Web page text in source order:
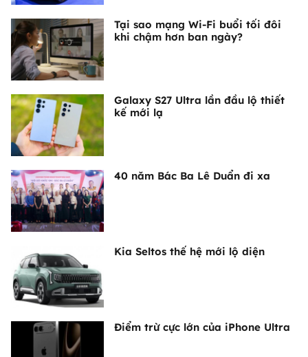
Tại sao mạng Wi-Fi buổi tối đôi
khi chậm hơn ban ngày?
Galaxy S27 Ultra lần đầu lộ thiết
kế mới lạ
40 năm Bác Ba Lê Duẩn đi xa
Kia Seltos thế hệ mới lộ diện
Điểm trừ cực lớn của iPhone Ultra